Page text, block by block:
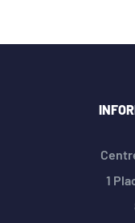
1